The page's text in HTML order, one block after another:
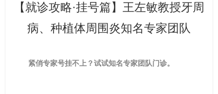
【就诊攻略·挂号篇】王左敏教授牙周
病、种植体周围炎知名专家团队
紧俏专家号挂不上？试试知名专家团队门诊。